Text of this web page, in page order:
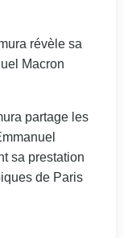
révèle sa
Macron
partage les
sa prestation
de Paris